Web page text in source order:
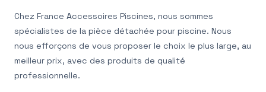
Chez France Accessoires Piscines, nous sommes
spécialistes de la pièce détachée pour piscine. Nous
nous efforçons de vous proposer le choix le plus large, au
meilleur prix, avec des produits de qualité
professionnelle.